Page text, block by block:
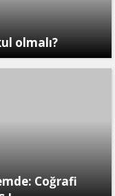
olmalı?
Coğrafi